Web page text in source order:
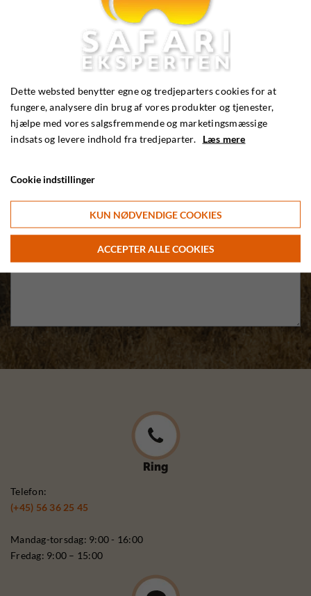
Ring
Telefon:
(+45) 56 36 25 45
Mandag-torsdag: 9:00 - 16:00
Fredag: 9:00 – 15:00
Dette websted benytter egne og tredjeparters cookies for at
fungere, analysere din brug af vores produkter og tjenester,
hjælpe med vores salgsfremmende og marketingsmæssige
indsats og levere indhold fra tredjeparter. Læs mere
Cookie indstillinger
KUN NØDVENDIGE COOKIES
ACCEPTER ALLE COOKIES